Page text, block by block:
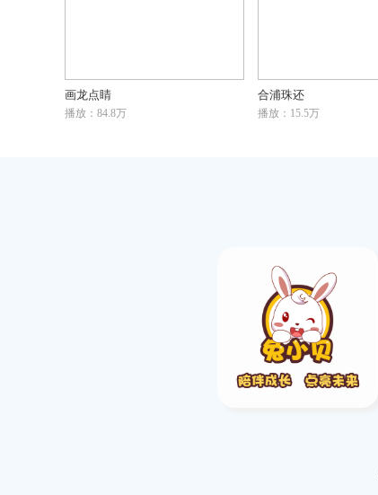
画龙点睛
播放：84.8万
合浦珠还
播放：15.5万